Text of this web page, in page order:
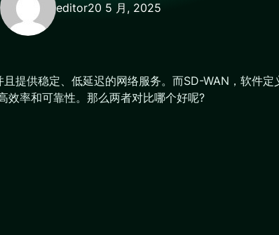
editor20 5 月, 2025
提供稳定、低延迟的网络服务。而SD-WAN，软件
效率和可靠性。那么两者对比哪个好呢?